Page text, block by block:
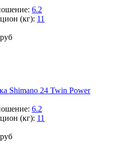
6.2
(кг): 11
Shimano 24 Twin Power
6.2
(кг): 11